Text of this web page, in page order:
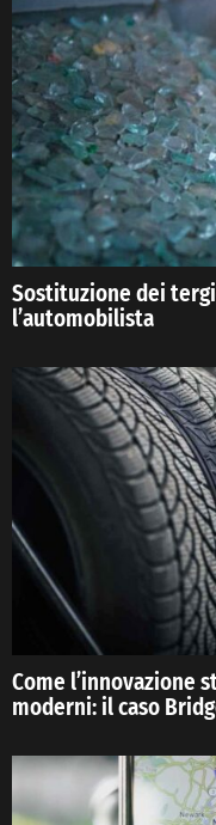
Sostituzione dei
l’automobilista
Come l’innovazione
moderni: il caso